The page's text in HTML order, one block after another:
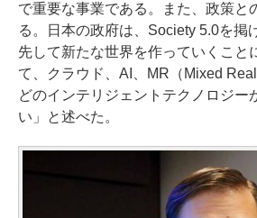
で重要な事業である。また、政策と
る。日本の政府は、Society 5.0を掲
先して新たな世界を作っていくこと
て、クラウド、AI、MR（Mixed
どのインテリジェントテクノロジー
い」と述べた。